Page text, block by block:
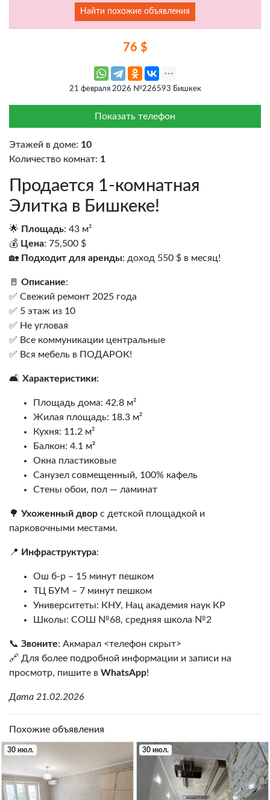
Найти похожие объявления
76 $
21 февраля 2026 №226593 Бишкек
Показать телефон
Этажей в доме: 10
Количество комнат: 1
Продается 1-комнатная
Элитка в Бишкеке!
🌟 Площадь: 43 м²
💰 Цена: 75,500 $
🏡 Подходит для аренды: доход 550 $ в месяц!
🚪 Описание:
✅ Свежий ремонт 2025 года
✅ 5 этаж из 10
✅ Не угловая
✅ Все коммуникации центральные
✅ Вся мебель в ПОДАРОК!
🛋️ Характеристики:
Площадь дома: 42.8 м²
Жилая площадь: 18.3 м²
Кухня: 11.2 м²
Балкон: 4.1 м²
Окна пластиковые
Санузел совмещенный, 100% кафель
Стены обои, пол — ламинат
🌳 Ухоженный двор с детской площадкой и
парковочными местами.
📍 Инфраструктура:
Ош б-р – 15 минут пешком
ТЦ БУМ – 7 минут пешком
Университеты: КНУ, Нац академия наук КР
Школы: СОШ №68, средняя школа №2
📞 Звоните: Акмарал <телефон скрыт>
🔗 Для более подробной информации и записи на
просмотр, пишите в WhatsApp!
Дата 21.02.2026
Похожие объявления
30 июл. 30 июл.